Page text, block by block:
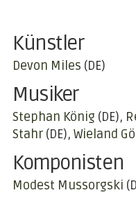
Künstler
Devon Miles (DE)
Musiker
Stephan König (DE)
Stahr (DE) Wieland
Komponisten
Modest Mussorgski